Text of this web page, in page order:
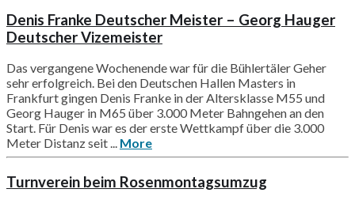
Denis Franke Deutscher Meister – Georg Hauger
Deutscher Vizemeister
Das vergangene Wochenende war für die Bühlertäler Geher
sehr erfolgreich. Bei den Deutschen Hallen Masters in
Frankfurt gingen Denis Franke in der Altersklasse M55 und
Georg Hauger in M65 über 3.000 Meter Bahngehen an den
Start. Für Denis war es der erste Wettkampf über die 3.000
Meter Distanz seit ... More
Turnverein beim Rosenmontagsumzug